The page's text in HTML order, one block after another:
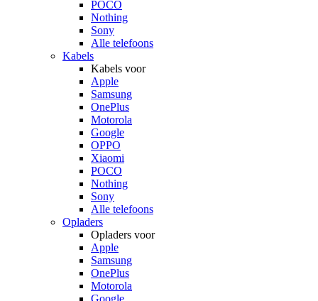
POCO
Nothing
Sony
Alle telefoons
Kabels
Kabels voor
Apple
Samsung
OnePlus
Motorola
Google
OPPO
Xiaomi
POCO
Nothing
Sony
Alle telefoons
Opladers
Opladers voor
Apple
Samsung
OnePlus
Motorola
Google